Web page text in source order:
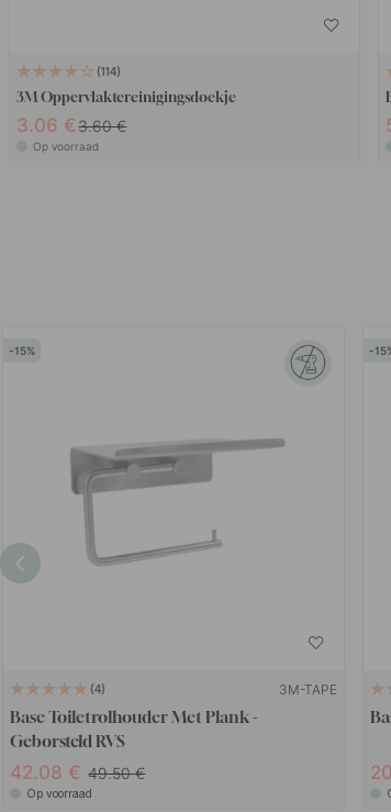
114
3M Oppervlaktereinigingsdoekje
3.06 € 3.60 €
Op voorraad
15
4 3M-TAPE
Base Toiletrolhouder Met Plank -
Geborsteld RVS
42.08 49.50
Op voorraad
15